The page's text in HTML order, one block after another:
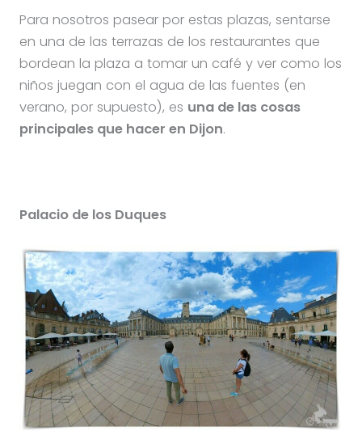
Para nosotros pasear por estas plazas, sentarse
en una de las terrazas de los restaurantes que
bordean la plaza a tomar un café y ver como los
niños juegan con el agua de las fuentes (en
verano, por supuesto), es una de las cosas
principales que hacer en Dijon.
Palacio de los Duques